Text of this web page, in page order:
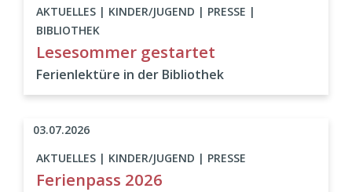
AKTUELLES | KINDER/JUGEND | PRESSE |
BIBLIOTHEK
Lesesommer gestartet
Ferienlektüre in der Bibliothek
AKTUELLES | KINDER/JUGEND | PRESSE
Ferienpass 2026
03.07.2026